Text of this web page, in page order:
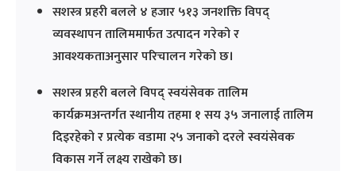
सशस्त्र प्रहरी बलले ४ हजार ५१३ जनशक्ति विपद्
व्यवस्थापन तालिममार्फत उत्पादन गरेको र
आवश्यकताअनुसार परिचालन गरेको छ।
सशस्त्र प्रहरी बलले विपद् स्वयंसेवक तालिम
कार्यक्रमअन्तर्गत स्थानीय तहमा १ सय ३५ जनालाई तालिम
दिइरहेको र प्रत्येक वडामा २५ जनाको दरले स्वयंसेवक
विकास गर्ने लक्ष्य राखेको छ।